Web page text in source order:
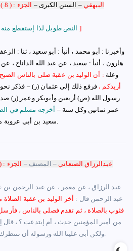
البيهقي – السنن الكبرى – الجزء : ( 8 )
النص طويل لذا إستقطع ]
هارون ، أنبأ : سعيد ، عن عبد الله الداناج ،
وعلة : أن الوليد بن عقبة صلى بالناس الصبح
أزيدكم ،فرفع ذلك إلى عثمان (ر) – فذكر
رسول الله (ص)أربعين وأبوبكر وعمر (ر)
عمر ثمانين وكل سنة – أخرجه مسلم في
سعيد بن أبي عروبة
عبدالرزاق الصنعاني – المصنف – الجزء : ( 2 )
عبد الرزاق ، عن معمر ، عن عبد الرحمن بن
عبد الرحمن قال : أخر الوليد بن عقبة
فثوب بالصلاة ، ثم تقدم فصلى بالناس ،
من أمير المؤمنين حدث ، أم إبتدعت ؟ ،
ولكن أبى علينا الله ورسوله أن.